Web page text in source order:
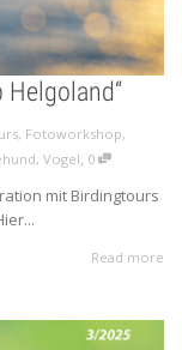
Helgoland“
, Fotoworkshop,
, Vogel, 0
mit Birdingtours
Read more